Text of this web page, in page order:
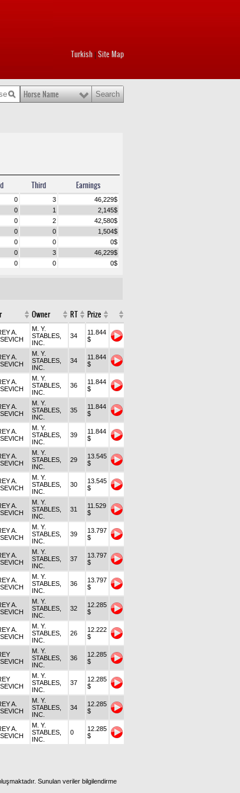
Turkish Site Map
Horse Name
Third Earnings
0 3 46,229$
0 1 2,145$
0 2 42,580$
0 0 1,504$
0 0 0$
0 3 46,229$
0 0 0$
Owner RT Prize
A.
M. Y.
STABLES,
INC.
34
11.844
$
A.
M. Y.
STABLES,
INC.
34
11.844
$
A.
M. Y.
STABLES,
INC.
36
11.844
$
A.
M. Y.
STABLES,
INC.
35
11.844
$
A.
M. Y.
STABLES,
INC.
39
11.844
$
A.
M. Y.
STABLES,
INC.
29
13.545
$
A.
M. Y.
STABLES,
INC.
30
13.545
$
A.
M. Y.
STABLES,
INC.
31
11.529
$
A.
M. Y.
STABLES,
INC.
39
13.797
$
A.
M. Y.
STABLES,
INC.
37
13.797
$
A.
M. Y.
STABLES,
INC.
36
13.797
$
A.
M. Y.
STABLES,
INC.
32
12.285
$
A.
M. Y.
STABLES,
INC.
26
12.222
$
M. Y.
STABLES,
INC.
36
12.285
$
M. Y.
STABLES,
INC.
37
12.285
$
A.
M. Y.
STABLES,
INC.
34
12.285
$
A.
M. Y.
STABLES,
INC.
0
12.285
$
Sunulan veriler bilgilendirme